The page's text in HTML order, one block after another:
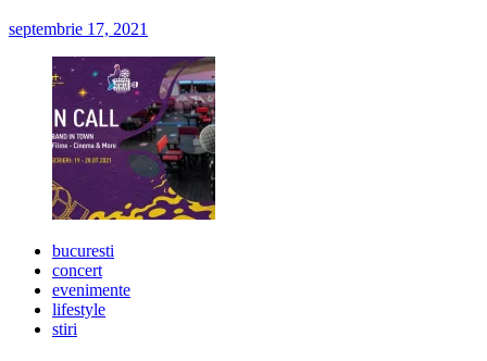
septembrie 17, 2021
bucuresti
concert
evenimente
lifestyle
stiri